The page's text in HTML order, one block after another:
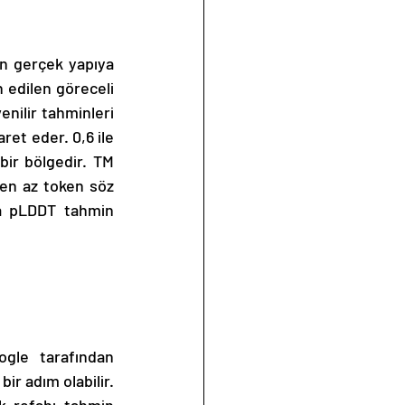
gerçek yapıya
edilen göreceli
tahminleri
eder. 0,6 ile
bölgedir. TM
az token söz
tahmin
tarafından
adım olabilir.